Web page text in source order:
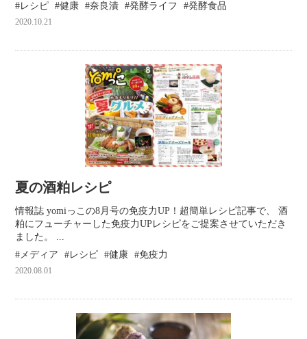
レシピ
健康 奈良漬 発酵ライフ 発酵食品
2020.10.21
夏の酒粕レシピ
情報誌 yomiっこの8月号の免疫力UP！超簡単レシピ記事で、 酒
粕にフューチャーした免疫力UPレシピをご提案させていただき
ました。 ...
メディア
レシピ 健康 免疫力
2020.08.01